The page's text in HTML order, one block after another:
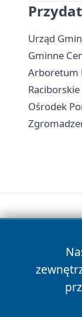
Urząd
Gminne
Arboretum
Ośrodek